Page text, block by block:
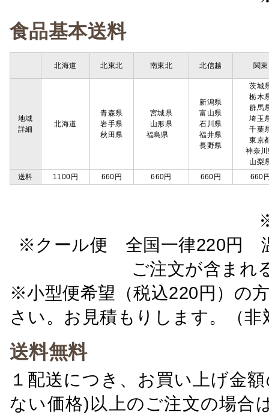
食品基本送料
北海道 北東北 南東北 北信越 関東
地域
詳細
北海道
青森県
岩手県
秋田県
宮城県
山形県
福島県
新潟県
富山県
石川県
福井県
長野県
茨城
栃木
群馬
埼玉
千葉
東京
神奈
山梨
送料
1100円 660円 660円 660円 660
※クール便 全国一律220円
ご注文が含ま
※小型便希望（税込220円）の
さい。お見積もりします。（非
送料無料
１配送につき、お買い上げ金
ない価格)以上のご注文の場合